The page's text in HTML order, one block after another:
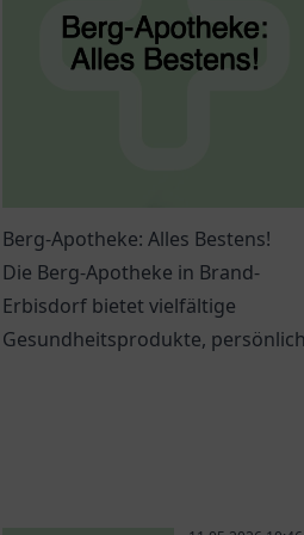
Berg-Apotheke: Alles Bestens!
Die Berg-Apotheke in Brand-
Erbisdorf bietet vielfältige
Gesundheitsprodukte,